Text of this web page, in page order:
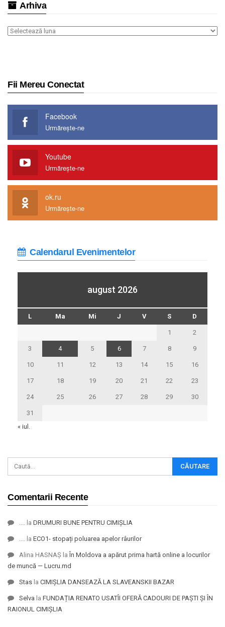
Arhiva
Arhiva
Fii Mereu Conectat
Facebook
Urmărește-ne
Youtube
Urmărește-ne
ok.ru
Urmărește-ne
Calendarul Evenimentelor
august 2026
L Ma Mi J V S D
1 2
3 4 5 6 7 8 9
10 11 12 13 14 15 16
17 18 19 20 21 22 23
24 25 26 27 28 29 30
31
« iul.
Comentarii Recente
.... la DRUMURI BUNE PENTRU CIMIȘLIA
.... la ECO1- stopați poluarea apelor râurilor
Alina HASNAȘ la În Moldova a apărut prima hartă online a locurilor
de muncă — Lucru.md
Stas la CIMIȘLIA DANSEAZĂ LA SLAVEANSKII BAZAR
Selva la FUNDAȚIA RENATO USATÎI OFERĂ CADOURI DE PAȘTI ȘI ÎN
RAIONUL CIMIȘLIA